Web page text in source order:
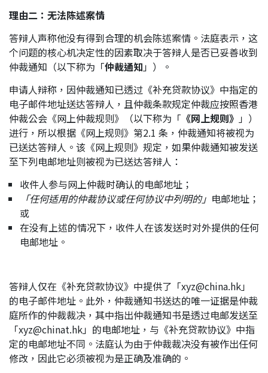
理由二：无法陈述案情
答辩人声称他没有得到合理的机会陈述案情。法庭表示，这
个问题的核心机决定性的因素取决于答辩人是否已妥善收到
仲裁通知（以下称为「仲裁通知」）。
申请人辩称，因仲裁通知已透过《补充贷款协议》中指定的
电子邮件地址送达答辩人，且仲裁条款规定仲裁应按照香港
仲裁公会《网上仲裁规则》（以下称为「 《网上规则》 」）
进行，所以根据《网上规则》第2.1 条，仲裁通知将被视为
已送达答辩人。该《网上规则》规定，如果仲裁通知被发送
至下列电邮地址则被视为已送达答辩人：
收件人参与网上仲裁时确认的电邮地址；
「任何适用的仲裁协议或任何协议中列明的」 电邮地址；
或
在没有上述的情况下，收件人在该发送时对外提供的任何
电邮地址。
答辩人仅在《补充贷款协议》中提供了「xyz@china.hk」
的电子邮件地址。此外，仲裁通知书送达的唯一证据是仲裁
庭所作的仲裁裁决，其中指出仲裁通知书是透过电邮发送至
「xyz@chinat.hk」的电邮地址，与《补充贷款协议》中指
定的电邮地址不同。法庭认为由于仲裁裁决没有被作出任何
修改，因此它必须被视为是正确及准确的。